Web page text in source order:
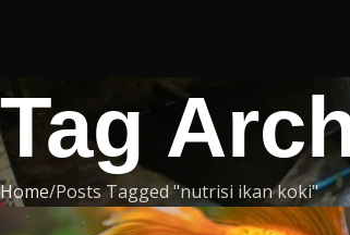
Tag
Home Posts Tagged "nutrisi ikan koki"